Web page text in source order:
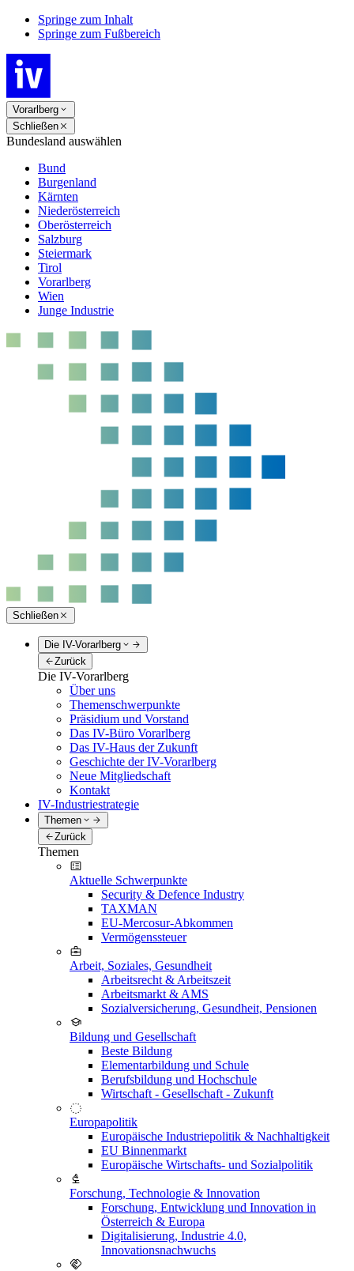
Springe zum Inhalt
Springe zum Fußbereich
Vorarlberg
Schließen
Bundesland auswählen
Bund
Burgenland
Kärnten
Niederösterreich
Oberösterreich
Salzburg
Steiermark
Tirol
Vorarlberg
Wien
Junge Industrie
Schließen
Die IV-Vorarlberg
Zurück
Die IV-Vorarlberg
Über uns
Themenschwerpunkte
Präsidium und Vorstand
Das IV-Büro Vorarlberg
Das IV-Haus der Zukunft
Geschichte der IV-Vorarlberg
Neue Mitgliedschaft
Kontakt
IV-Industriestrategie
Themen
Zurück
Themen
Aktuelle Schwerpunkte
Security & Defence Industry
TAXMAN
EU-Mercosur-Abkommen
Vermögenssteuer
Arbeit, Soziales, Gesundheit
Arbeitsrecht & Arbeitszeit
Arbeitsmarkt & AMS
Sozialversicherung, Gesundheit, Pensionen
Bildung und Gesellschaft
Beste Bildung
Elementarbildung und Schule
Berufsbildung und Hochschule
Wirtschaft - Gesellschaft - Zukunft
Europapolitik
Europäische Industriepolitik & Nachhaltigkeit
EU Binnenmarkt
Europäische Wirtschafts- und Sozialpolitik
Forschung, Technologie & Innovation
Forschung, Entwicklung und Innovation in
Österreich & Europa
Digitalisierung, Industrie 4.0,
Innovationsnachwuchs